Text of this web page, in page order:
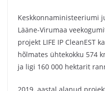
Keskkonnaministeeriumi
Lääne-Virumaa
projekt LIFE IP CleanEST
hõlmates ühtekokku 574
ja ligi 160 000 hektarit
2019. aastal alanud